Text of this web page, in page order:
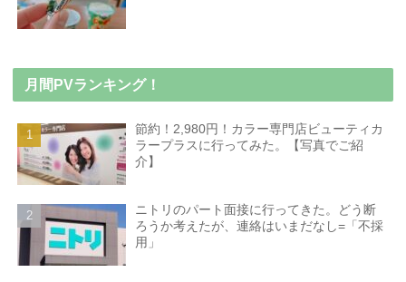
月間PVランキング！
節約！2,980円！カラー専門店ビューティカ
ラープラスに行ってみた。【写真でご紹
介】
ニトリのパート面接に行ってきた。どう断
ろうか考えたが、連絡はいまだなし=「不採
用」